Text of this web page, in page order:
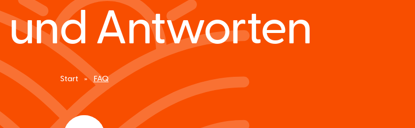
und Antworten
Start » FAQ